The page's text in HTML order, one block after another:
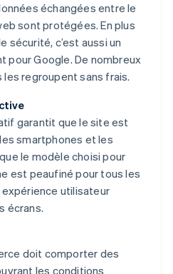
échangées entre le
sont protégées. En plus
sécurité, c’est aussi un
pour Google. De nombreux
regroupent sans frais.
garantit que le site est
smartphones et les
le modèle choisi pour
est peaufiné pour tous les
utilisateur
écrans.
doit comporter des
les conditions